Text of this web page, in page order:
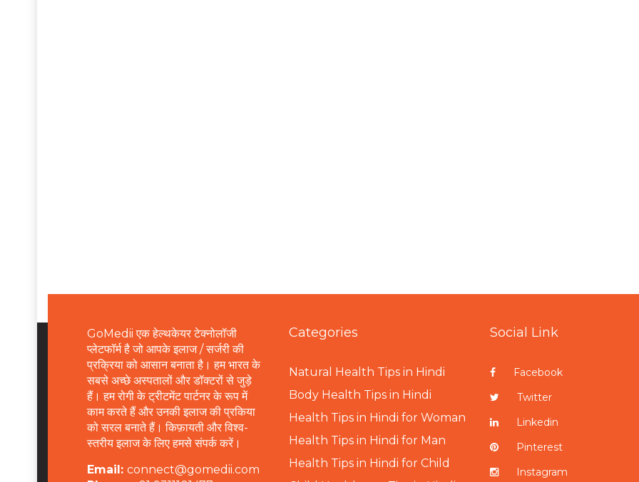
GoMedii एक हेल्थकेयर टेक्नोलॉजी
प्लेटफॉर्म है जो आपके इलाज / सर्जरी की
प्रक्रिया को आसान बनाता है। हम भारत के
सबसे अच्छे अस्पतालों और डॉक्टरों से जुड़े
हैं। हम रोगी के ट्रीटमेंट पार्टनर के रूप में
काम करते हैं और उनकी इलाज की प्रकिया
को सरल बनाते हैं। किफ़ायती और विश्व-
स्तरीय इलाज के लिए हमसे संपर्क करें।
Email: connect@gomedii.com
Categories
Natural Health Tips in Hindi
Body Health Tips in Hindi
Health Tips in Hindi for Woman
Health Tips in Hindi for Man
Health Tips in Hindi for Child
Social Link
Facebook
Twitter
Linkedin
Pinterest
Instagram